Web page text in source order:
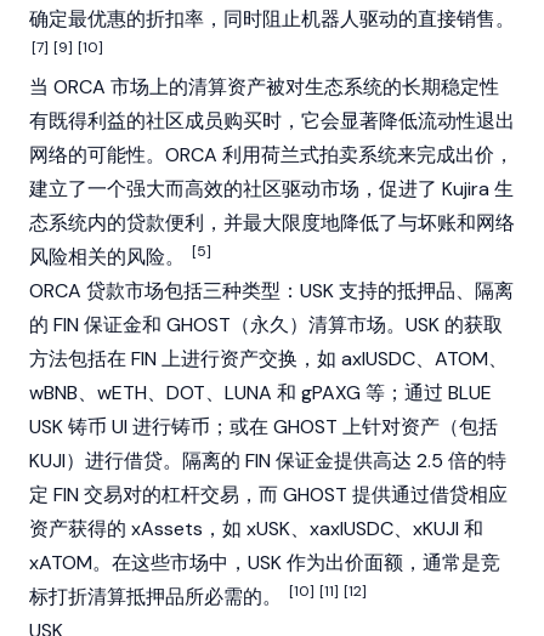
确定最优惠的折扣率，同时阻止机器人驱动的直接销售。
[7] [9] [10]
当 ORCA 市场上的清算资产被对生态系统的长期稳定性
有既得利益的社区成员购买时，它会显著降低流动性退出
网络的可能性。ORCA 利用荷兰式拍卖系统来完成出价，
建立了一个强大而高效的社区驱动市场，促进了 Kujira 生
态系统内的贷款便利，并最大限度地降低了与坏账和网络
风险相关的风险。
[5]
ORCA 贷款市场包括三种类型：USK 支持的抵押品、隔离
的 FIN 保证金和 GHOST（永久）清算市场。USK 的获取
方法包括在 FIN 上进行资产交换，如 axlUSDC、 ATOM、
wBNB、 wETH、 DOT、 LUNA 和 gPAXG 等；通过 BLUE
USK 铸币 UI 进行铸币；或在 GHOST 上针对资产（包括
KUJI）进行借贷。隔离的 FIN 保证金提供高达 2.5 倍的特
定 FIN 交易对的杠杆交易，而 GHOST 提供通过借贷相应
资产获得的 xAssets，如 xUSK、xaxlUSDC、xKUJI 和
xATOM。在这些市场中，USK 作为出价面额，通常是竞
标打折清算抵押品所必需的。
[10] [11] [12]
USK